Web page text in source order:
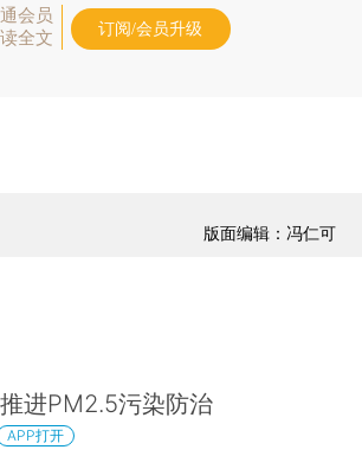
会员
全文
订阅/会员升级
版面编辑：冯仁可
进PM2.5污染防治
APP打开